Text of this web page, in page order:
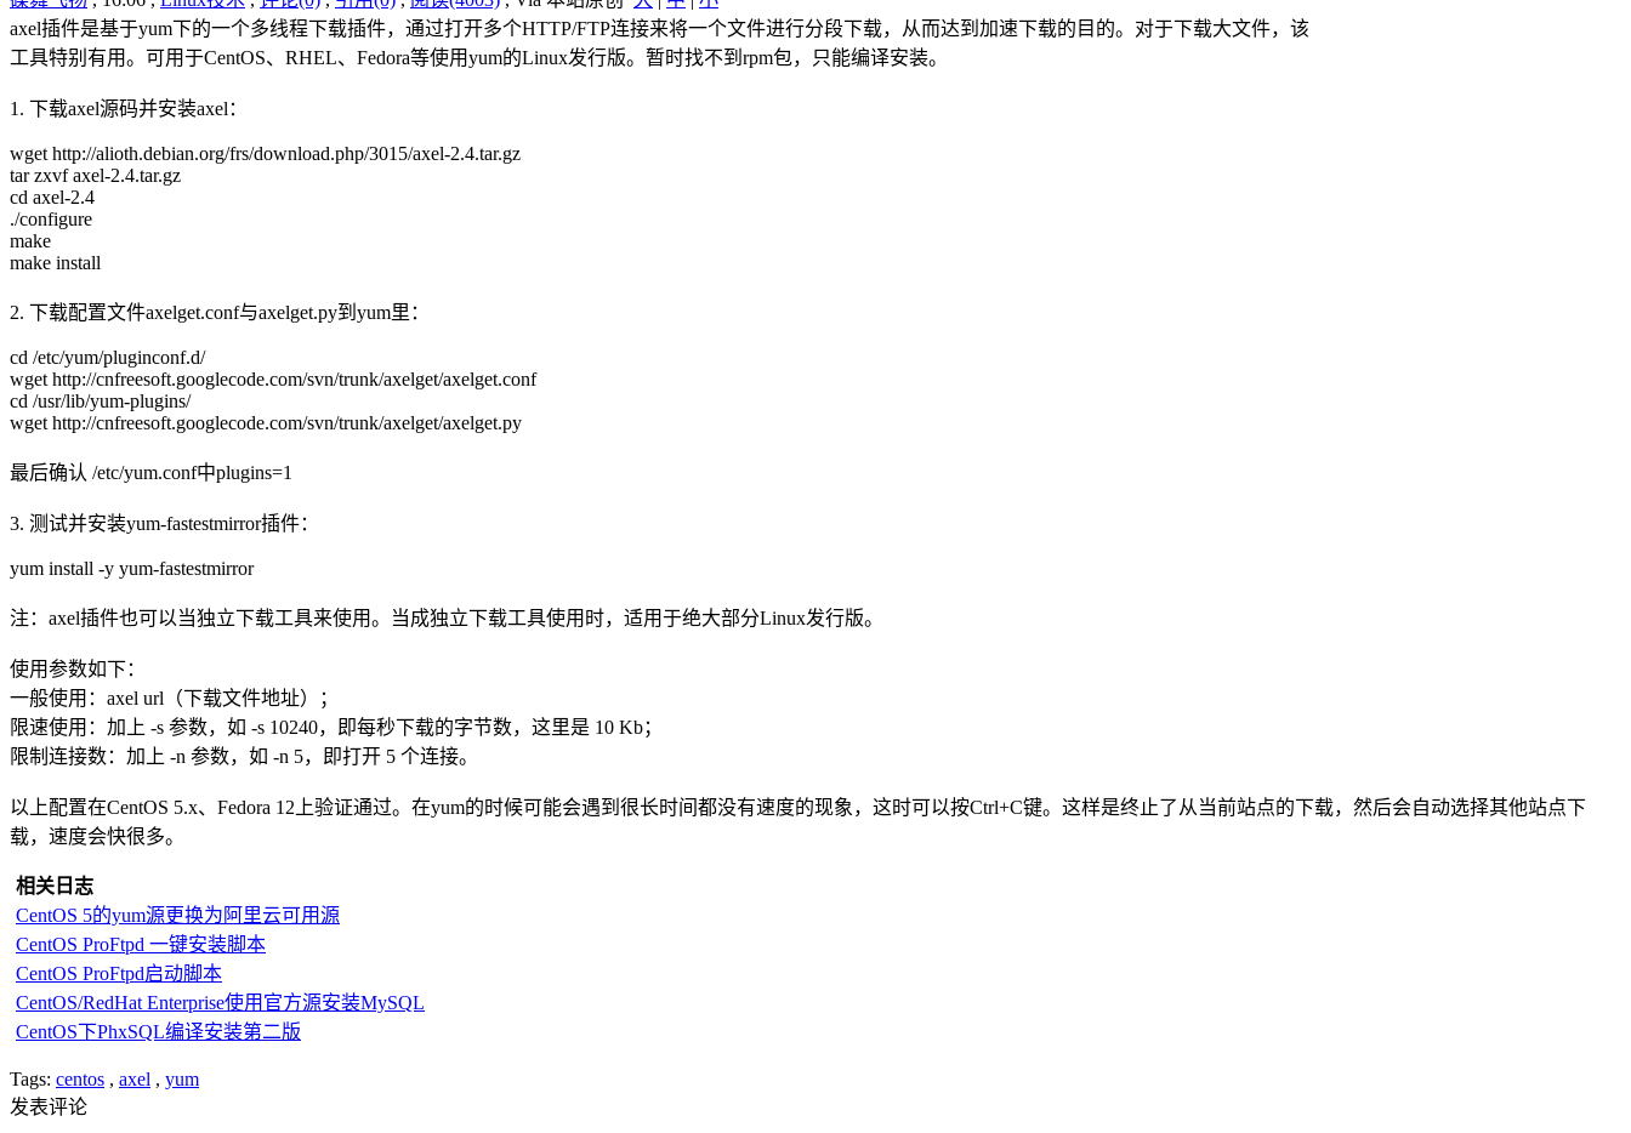
axel插件是基于yum下的一个多线程下载插件，通过打开多个HTTP/FTP连接来将一个文件进行分段下载，从而达到加速下载的目的。对于下载大文件，该
工具特别有用。可用于CentOS、RHEL、Fedora等使用yum的Linux发行版。暂时找不到rpm包，只能编译安装。
1. 下载axel源码并安装axel：
wget http://alioth.debian.org/frs/download.php/3015/axel-2.4.tar.gz
tar zxvf axel-2.4.tar.gz
cd axel-2.4
./configure
make
make install
2. 下载配置文件axelget.conf与axelget.py到yum里：
cd /etc/yum/pluginconf.d/
wget http://cnfreesoft.googlecode.com/svn/trunk/axelget/axelget.conf
cd /usr/lib/yum-plugins/
wget http://cnfreesoft.googlecode.com/svn/trunk/axelget/axelget.py
最后确认 /etc/yum.conf中plugins=1
3. 测试并安装yum-fastestmirror插件：
yum install -y yum-fastestmirror
注：axel插件也可以当独立下载工具来使用。当成独立下载工具使用时，适用于绝大部分Linux发行版。
使用参数如下：
一般使用：axel url（下载文件地址）；
限速使用：加上 -s 参数，如 -s 10240，即每秒下载的字节数，这里是 10 Kb；
限制连接数：加上 -n 参数，如 -n 5，即打开 5 个连接。
以上配置在CentOS 5.x、Fedora 12上验证通过。在yum的时候可能会遇到很长时间都没有速度的现象，这时可以按Ctrl+C键。这样是终止了从当前站点的下载，然后会自动选择其他站点下
载，速度会快很多。
相关日志
CentOS 5的yum源更换为阿里云可用源
CentOS ProFtpd 一键安装脚本
CentOS ProFtpd启动脚本
CentOS/RedHat Enterprise使用官方源安装MySQL
CentOS下PhxSQL编译安装第二版
Tags: centos , axel , yum
发表评论